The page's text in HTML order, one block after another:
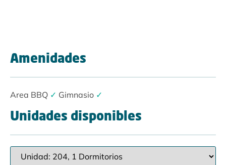
Amenidades
Area BBQ ✓ Gimnasio ✓
Unidades disponibles